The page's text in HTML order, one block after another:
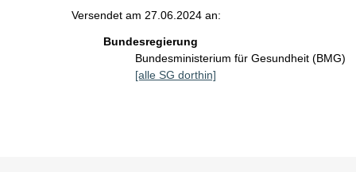
Versendet am 27.06.2024 an:
Bundesregierung
Bundesministerium für Gesundheit (BMG)
[alle SG dorthin]